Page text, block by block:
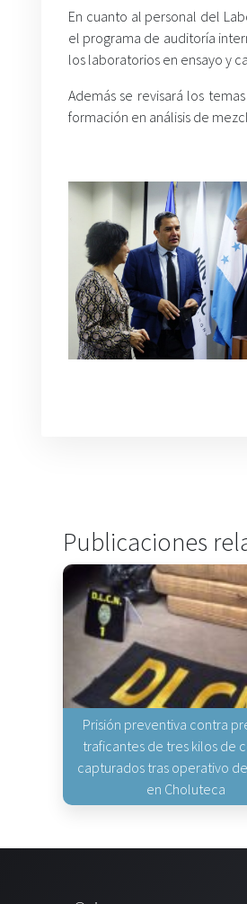
En cuanto al personal del
el programa de auditoría
los laboratorios en ensayo y
Además se revisará los
formación en análisis de
Publicaciones
Prisión preventiva contra
traficantes de tres kilos de
capturados tras operativo de
en Choluteca